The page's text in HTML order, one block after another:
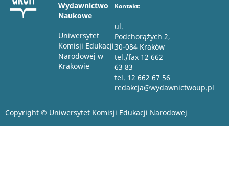
Wydawnictwo
Naukowe
Uniwersytet
Komisji Edukacji
Narodowej w
Krakowie
Kontakt:
ul.
Podchorążych 2,
30-084 Kraków
tel./fax 12 662
63 83
tel. 12 662 67 56
redakcja@wydawnictwoup.pl
Copyright © Uniwersytet Komisji Edukacji Narodowej